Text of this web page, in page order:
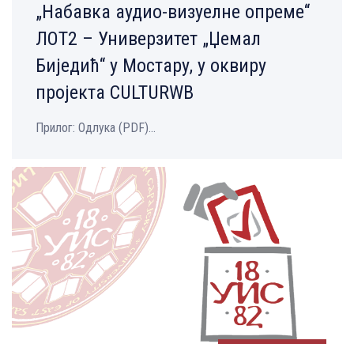
„Набавка аудио-визуелне опреме“
ЛОТ2 – Универзитет „Џемал
Биједић“ у Мостару, у оквиру
пројекта CULTURWB
Прилог: Одлука (PDF)...